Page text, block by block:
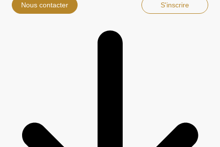
Nous contacter S'inscrire